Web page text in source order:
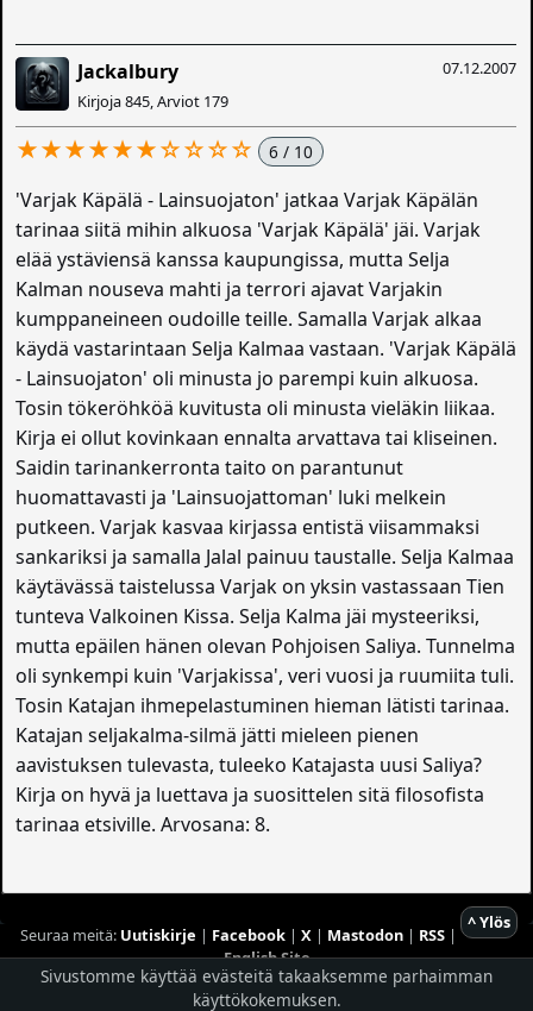
07.12.2007
Jackalbury
Kirjoja 845, Arviot 179
★★★★★★☆☆☆☆ 6 / 10
'Varjak Käpälä - Lainsuojaton' jatkaa Varjak Käpälän
tarinaa siitä mihin alkuosa 'Varjak Käpälä' jäi. Varjak
elää ystäviensä kanssa kaupungissa, mutta Selja
Kalman nouseva mahti ja terrori ajavat Varjakin
kumppaneineen oudoille teille. Samalla Varjak alkaa
käydä vastarintaan Selja Kalmaa vastaan. 'Varjak Käpälä
- Lainsuojaton' oli minusta jo parempi kuin alkuosa.
Tosin tökeröhköä kuvitusta oli minusta vieläkin liikaa.
Kirja ei ollut kovinkaan ennalta arvattava tai kliseinen.
Saidin tarinankerronta taito on parantunut
huomattavasti ja 'Lainsuojattoman' luki melkein
putkeen. Varjak kasvaa kirjassa entistä viisammaksi
sankariksi ja samalla Jalal painuu taustalle. Selja Kalmaa
käytävässä taistelussa Varjak on yksin vastassaan Tien
tunteva Valkoinen Kissa. Selja Kalma jäi mysteeriksi,
mutta epäilen hänen olevan Pohjoisen Saliya. Tunnelma
oli synkempi kuin 'Varjakissa', veri vuosi ja ruumiita tuli.
Tosin Katajan ihmepelastuminen hieman lätisti tarinaa.
Katajan seljakalma-silmä jätti mieleen pienen
aavistuksen tulevasta, tuleeko Katajasta uusi Saliya?
Kirja on hyvä ja luettava ja suosittelen sitä filosofista
tarinaa etsiville. Arvosana: 8.
^ Ylös
Seuraa meitä: Uutiskirje | Facebook| X| Mastodon| RSS|
English Site
Hostingpalvelun tarjoaaPlaneetta Internet Oy
Sivustomme käyttää evästeitä takaaksemme parhaimman
käyttökokemuksen.